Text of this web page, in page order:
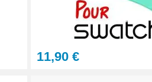
Interchangeable
Multifonction
11,90 €